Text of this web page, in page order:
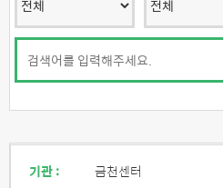
기관 :
금천센터